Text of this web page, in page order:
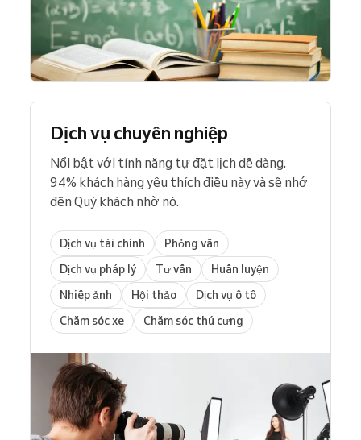
Dịch vụ chuyên nghiệp
Nổi bật với tính năng tự đặt lịch dễ dàng.
94% khách hàng yêu thích điều này và sẽ nhớ
đến Quý khách nhờ nó.
Dịch vụ tài chính
Phỏng vấn
Dịch vụ pháp lý
Tư vấn
Huấn luyện
Nhiếp ảnh
Hội thảo
Dịch vụ ô tô
Chăm sóc xe
Chăm sóc thú cưng